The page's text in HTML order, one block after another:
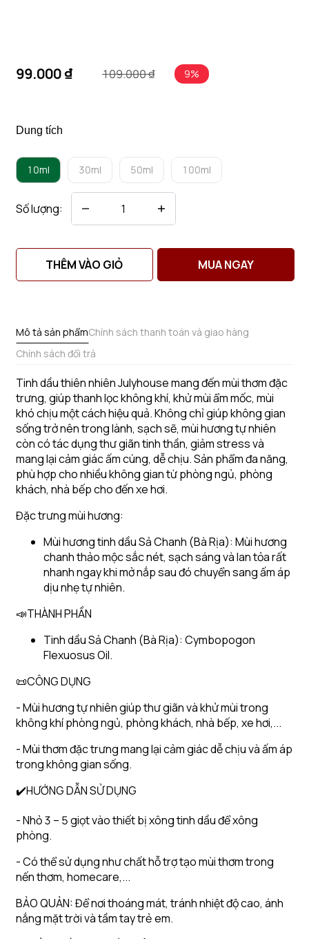
99.000 ₫ 109.000 ₫ 9%
Số lượng:
THÊM VÀO GIỎ MUA NGAY
Dung tích
10ml 30ml 50ml 100ml
Mô tả sản phẩmChính sách thanh toán và giao hàng
Chính sách đổi trả
Tinh dầu thiên nhiên Julyhouse mang đến mùi thơm đặc
trưng, giúp thanh lọc không khí, khử mùi ẩm mốc, mùi
khó chịu một cách hiệu quả. Không chỉ giúp không gian
sống trở nên trong lành, sạch sẽ, mùi hương tự nhiên
còn có tác dụng thư giãn tinh thần, giảm stress và
mang lại cảm giác ấm cúng, dễ chịu. Sản phẩm đa năng,
phù hợp cho nhiều không gian từ phòng ngủ, phòng
khách, nhà bếp cho đến xe hơi.
Đặc trưng mùi hương:
Mùi hương tinh dầu Sả Chanh (Bà Rịa): Mùi hương
chanh thảo mộc sắc nét, sạch sáng và lan tỏa rất
nhanh ngay khi mở nắp sau đó chuyển sang ấm áp
dịu nhẹ tự nhiên.
📣THÀNH PHẦN
Tinh dầu Sả Chanh (Bà Rịa): Cymbopogon
Flexuosus Oil.
📜CÔNG DỤNG
- Mùi hương tự nhiên giúp thư giãn và khử mùi trong
không khí phòng ngủ, phòng khách, nhà bếp, xe hơi,...
- Mùi thơm đặc trưng mang lại cảm giác dễ chịu và ấm áp
trong không gian sống.
✔️HƯỚNG DẪN SỬ DỤNG
- Nhỏ 3 – 5 giọt vào thiết bị xông tinh dầu để xông
phòng.
- Có thể sử dụng như chất hỗ trợ tạo mùi thơm trong
nến thơm, homecare,...
BẢO QUẢN: Để nơi thoáng mát, tránh nhiệt độ cao, ánh
nắng mặt trời và tầm tay trẻ em.